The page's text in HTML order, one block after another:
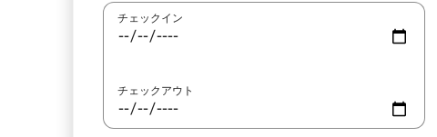
チェックイン
チェックアウト